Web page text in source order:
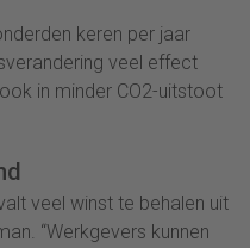
keren per jaar
veel effect
in minder CO2-uitstoot
veel winst te behalen uit
“Werkgevers kunnen